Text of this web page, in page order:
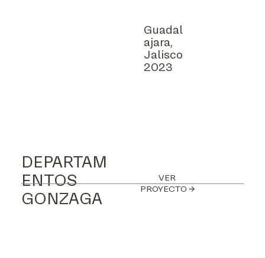
DEPARTAM
ENTOS
GONZAGA
Guadal
ajara,
Jalisco
2023
VER
PROYECTO →